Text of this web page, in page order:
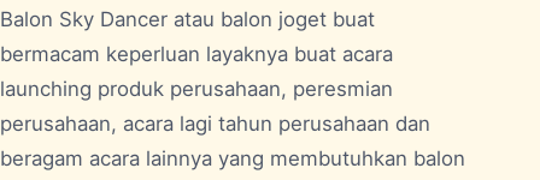
Balon Sky Dancer atau balon joget buat
bermacam keperluan layaknya buat acara
launching produk perusahaan, peresmian
perusahaan, acara lagi tahun perusahaan dan
beragam acara lainnya yang membutuhkan balon